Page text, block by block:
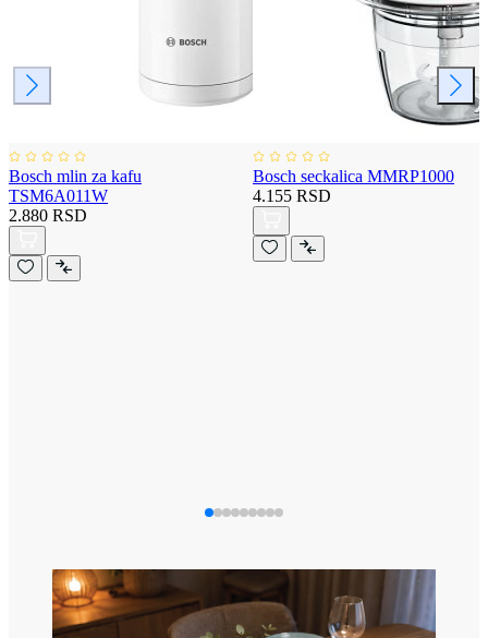
Bosch mlin za kafu
TSM6A011W
2.880 RSD
Bosch seckalica MMRP1000
4.155 RSD